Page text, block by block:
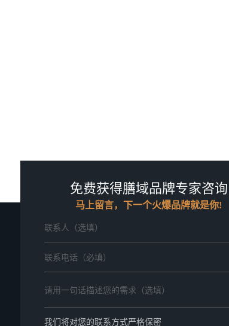
免费获得膳域品牌专家咨询
马上留言，下一个火爆品牌就是你!
我们将对您的联系方式严格保密